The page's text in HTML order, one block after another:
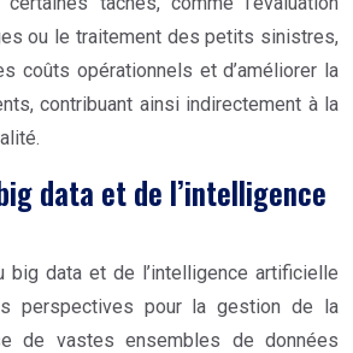
ou le traitement des petits sinistres,
coûts opérationnels et d’améliorer la
contribuant ainsi indirectement à la
data et de l’intelligence
big data et de l’intelligence artificielle
perspectives pour la gestion de la
de vastes ensembles de données